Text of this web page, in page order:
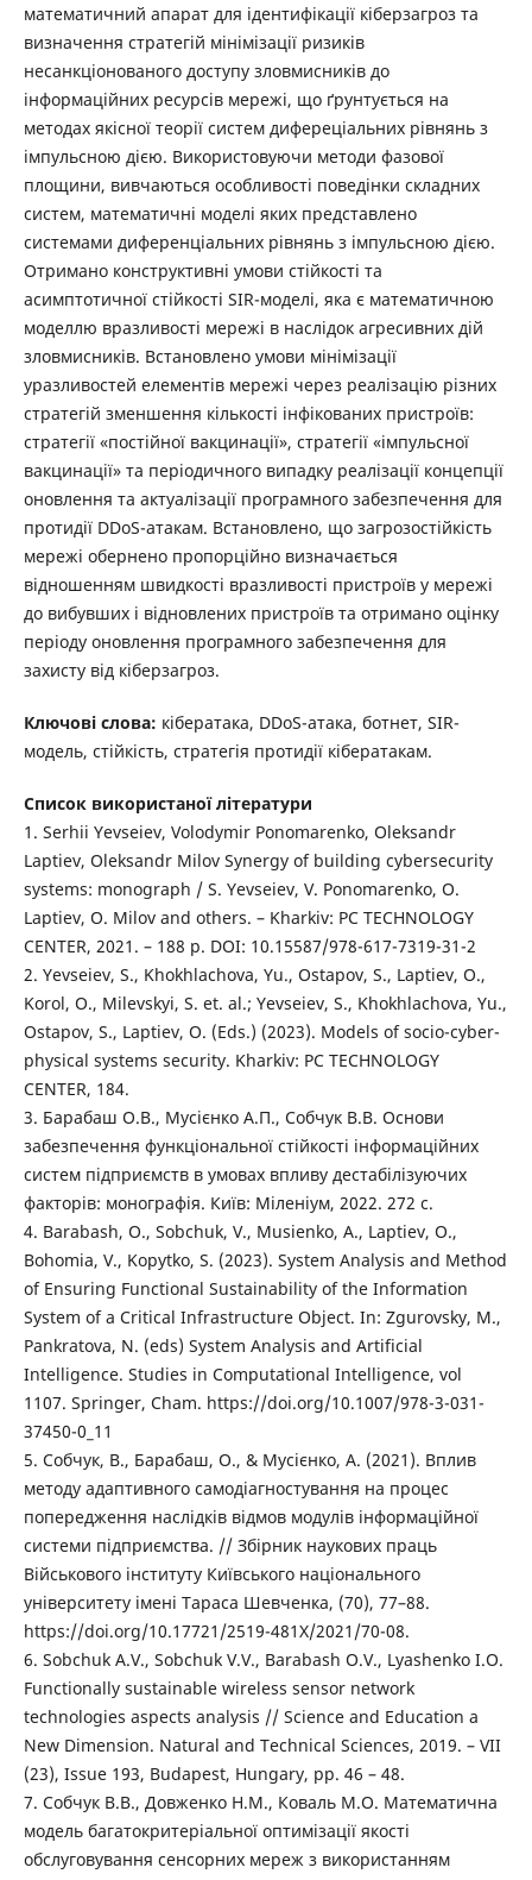
математичний апарат для ідентифікації кіберзагроз та
визначення стратегій мінімізації ризиків
несанкціонованого доступу зловмисників до
інформаційних ресурсів мережі, що ґрунтується на
методах якісної теорії систем дифереціальних рівнянь з
імпульсною дією. Використовуючи методи фазової
площини, вивчаються особливості поведінки складних
систем, математичні моделі яких представлено
системами диференціальних рівнянь з імпульсною дією.
Отримано конструктивні умови стійкості та
асимптотичної стійкості SIR-моделі, яка є математичною
моделлю вразливості мережі в наслідок агресивних дій
зловмисників. Встановлено умови мінімізації
уразливостей елементів мережі через реалізацію різних
стратегій зменшення кількості інфікованих пристроїв:
стратегії «постійної вакцинації», стратегії «імпульсної
вакцинації» та періодичного випадку реалізації концепції
оновлення та актуалізації програмного забезпечення для
протидії DDoS-атакам. Встановлено, що загрозостійкість
мережі обернено пропорційно визначається
відношенням швидкості вразливості пристроїв у мережі
до вибувших і відновлених пристроїв та отримано оцінку
періоду оновлення програмного забезпечення для
захисту від кіберзагроз.
Ключові слова: кібератака, DDoS-атака, ботнет, SIR-
модель, стійкість, стратегія протидії кібератакам.
Список використаної літератури
1. Serhii Yevseiev, Volodymir Ponomarenko, Oleksandr
Laptiev, Oleksandr Milov Synergy of building cybersecurity
systems: monograph / S. Yevseiev, V. Ponomarenko, O.
Laptiev, O. Milov and others. – Kharkiv: PC TECHNOLOGY
CENTER, 2021. – 188 p. DOI: 10.15587/978-617-7319-31-2
2. Yevseiev, S., Khokhlachova, Yu., Ostapov, S., Laptiev, O.,
Korol, O., Milevskyi, S. et. al.; Yevseiev, S., Khokhlachova, Yu.,
Ostapov, S., Laptiev, O. (Eds.) (2023). Models of socio-cyber-
physical systems security. Kharkiv: РС ТЕСHNOLOGY
СЕNTЕR, 184.
3. Барабаш О.В., Мусієнко А.П., Собчук В.В. Основи
забезпечення функціональної стійкості інформаційних
систем підприємств в умовах впливу дестабілізуючих
факторів: монографія. Київ: Міленіум, 2022. 272 с.
4. Barabash, O., Sobchuk, V., Musienko, A., Laptiev, O.,
Bohomia, V., Kopytko, S. (2023). System Analysis and Method
of Ensuring Functional Sustainability of the Information
System of a Critical Infrastructure Object. In: Zgurovsky, M.,
Pankratova, N. (eds) System Analysis and Artificial
Intelligence. Studies in Computational Intelligence, vol
1107. Springer, Cham. https://doi.org/10.1007/978-3-031-
37450-0_11
5. Собчук, В., Барабаш, О., & Мусієнко, А. (2021). Вплив
методу адаптивного самодіагностування на процес
попередження наслідків відмов модулів інформаційної
системи підприємства. // Збірник наукових праць
Військового інституту Київського національного
університету імені Тараса Шевченка, (70), 77–88.
https://doi.org/10.17721/2519-481X/2021/70-08.
6. Sobchuk A.V., Sobchuk V.V., Barabash O.V., Lyashenko I.O.
Functionally sustainable wireless sensor network
technologies aspects analysis // Science and Education a
New Dimension. Natural and Technical Sciences, 2019. – VII
(23), Issue 193, Budapest, Hungary, pp. 46 – 48.
7. Собчук В.В., Довженко Н.М., Коваль М.О. Математична
модель багатокритеріальної оптимізації якості
обслуговування сенсорних мереж з використанням